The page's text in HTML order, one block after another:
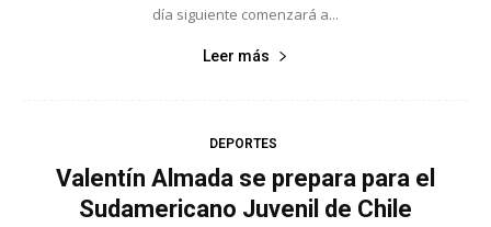
día siguiente comenzará a...
Leer más
DEPORTES
Valentín Almada se prepara para el
Sudamericano Juvenil de Chile